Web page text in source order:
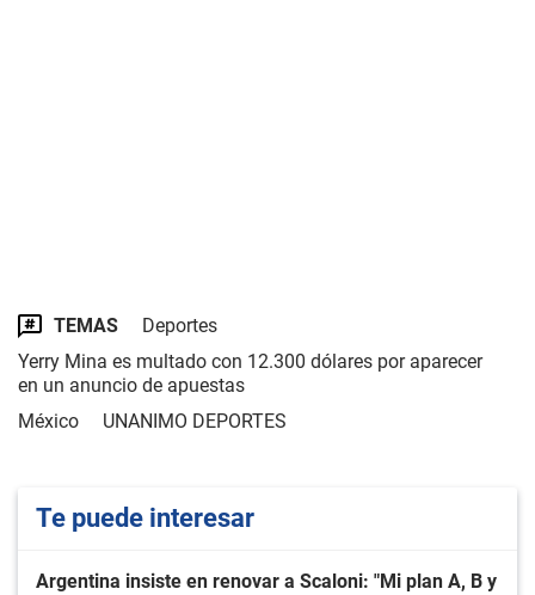
TEMAS
Deportes
Yerry Mina es multado con 12.300 dólares por aparecer
en un anuncio de apuestas
México
UNANIMO DEPORTES
Te puede interesar
Argentina insiste en renovar a Scaloni: "Mi plan A, B y